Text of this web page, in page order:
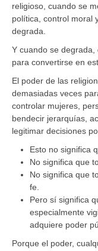
religioso, cuando se
política, control moral
degrada.
Y cuando se
para convertirse en
El poder de las
demasiadas veces
controlar mujeres,
bendecir jerarquías,
legitimar decisiones
Esto no significa
No significa que
No significa que
fe.
Pero sí significa
especialmente
adquiere poder
Porque el poder,